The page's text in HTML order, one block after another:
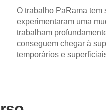
O trabalho PaRama tem
experimentaram uma
trabalham
conseguem chegar à
temporários e